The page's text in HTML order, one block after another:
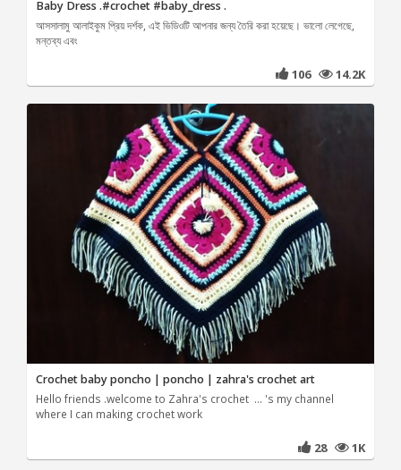
Baby Dress .#crochet #baby_dress .
আসসালামু আলাইকুম প্রিয় দর্শক, এই ভিডিওটি আপনার জন্য তৈরি করা হয়েছে। ভালো লেগেছে,
মন্তব্য এবং
106 14.2K
Crochet baby poncho | poncho | zahra's crochet art
Hello friends .welcome to Zahra's crochet ... 's my channel
where I can making crochet work
28 1K